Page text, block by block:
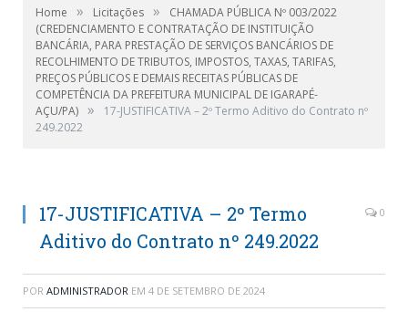
Home » Licitações »
CHAMADA PÚBLICA Nº 003/2022
(CREDENCIAMENTO E CONTRATAÇÃO DE INSTITUIÇÃO
BANCÁRIA, PARA PRESTAÇÃO DE SERVIÇOS BANCÁRIOS DE
RECOLHIMENTO DE TRIBUTOS, IMPOSTOS, TAXAS, TARIFAS,
PREÇOS PÚBLICOS E DEMAIS RECEITAS PÚBLICAS DE
COMPETÊNCIA DA PREFEITURA MUNICIPAL DE IGARAPÉ-
AÇU/PA) »
17-JUSTIFICATIVA – 2º Termo Aditivo do Contrato nº
249.2022
17-JUSTIFICATIVA – 2º Termo
Aditivo do Contrato nº 249.2022
0
POR ADMINISTRADOR EM 4 DE SETEMBRO DE 2024